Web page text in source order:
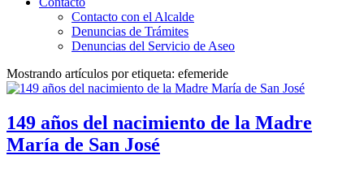
Contacto con el Alcalde
Denuncias de Trámites
Denuncias del Servicio de Aseo
Mostrando artículos por etiqueta: efemeride
149 años del nacimiento de la Madre
María de San José